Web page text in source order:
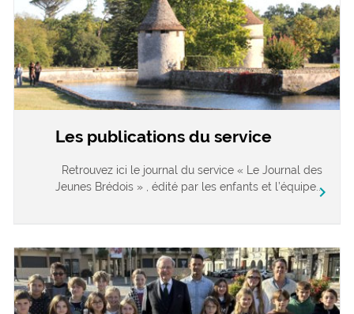
Les publications du service
Retrouvez ici le journal du service « Le Journal des
Jeunes Brédois » , édité par les enfants et l’équipe...
chevron_right